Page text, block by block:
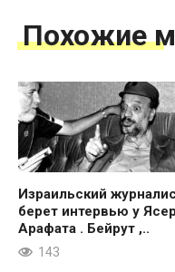
Похожие
Израильский
берет интервью у
Арафата . Бейрут ,..
143